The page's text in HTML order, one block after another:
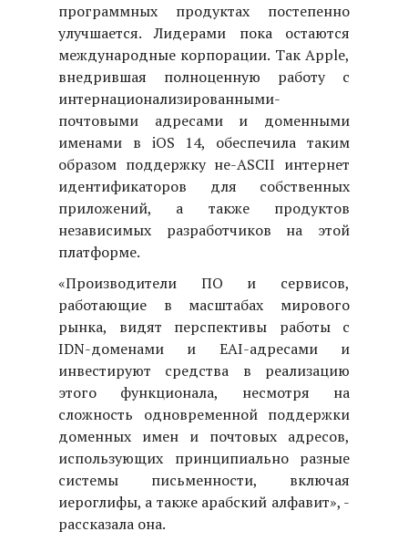
программных продуктах постепенно
улучшается. Лидерами пока остаются
международные корпорации. Так Apple,
внедрившая полноценную работу с
интернационализированными-
почтовыми адресами и доменными
именами в iOS 14, обеспечила таким
образом поддержку не-ASCII интернет
идентификаторов для собственных
приложений, а также продуктов
независимых разработчиков на этой
платформе.
«Производители ПО и сервисов,
работающие в масштабах мирового
рынка, видят перспективы работы с
IDN-доменами и EAI-адресами и
инвестируют средства в реализацию
этого функционала, несмотря на
сложность одновременной поддержки
доменных имен и почтовых адресов,
использующих принципиально разные
системы письменности, включая
иероглифы, а также арабский алфавит», -
рассказала она.